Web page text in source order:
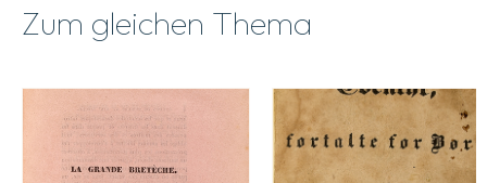
Zum gleichen Thema